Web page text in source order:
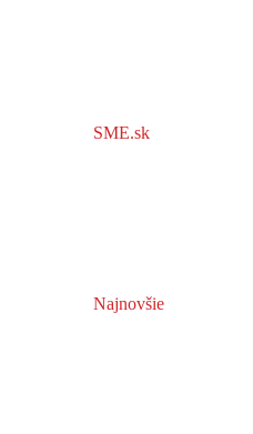
SME.sk
Najnovšie